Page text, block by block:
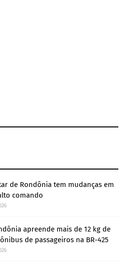
de Rondônia tem mudanças em
comando
apreende mais de 12 kg de
de passageiros na BR-425